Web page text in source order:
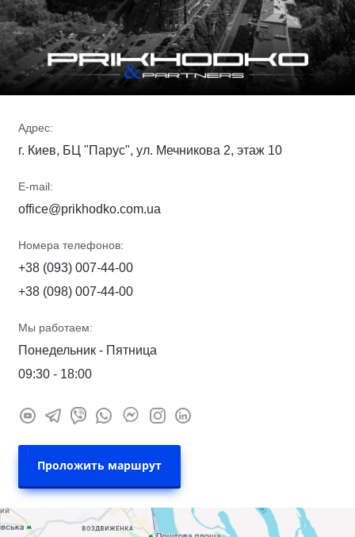
Адрес:
г. Киев, БЦ "Парус", ул. Мечникова 2, этаж 10
E-mail:
office@prikhodko.com.ua
Номера телефонов:
+38 (093) 007-44-00
+38 (098) 007-44-00
Мы работаем:
Понедельник - Пятница
09:30 - 18:00
Проложить маршрут